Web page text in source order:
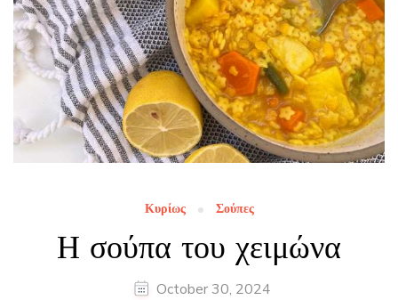
Κυρίως Σούπες
Η σούπα του χειμώνα
October 30, 2024